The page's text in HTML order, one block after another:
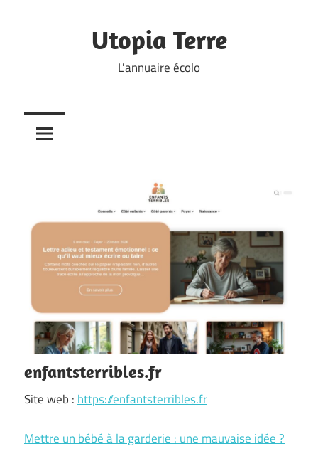
Utopia Terre
L'annuaire écolo
enfantsterribles.fr
Site web : https://enfantsterribles.fr
Mettre un bébé à la garderie : une mauvaise idée ?